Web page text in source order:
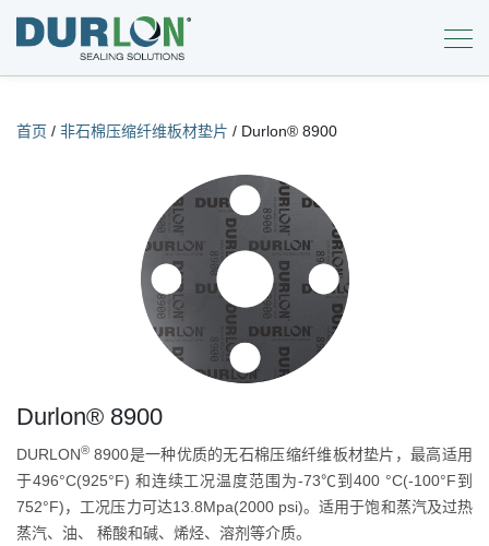
首页 / 非石棉压缩纤维板材垫片 / Durlon® 8900
Durlon® 8900
DURLON® 8900是一种优质的无石棉压缩纤维板材垫片，最高适用
于496°C(925°F) 和连续工况温度范围为-73℃到400 °C(-100°F到
752°F)，工况压力可达13.8Mpa(2000 psi)。适用于饱和蒸汽及过热
蒸汽、油、 稀酸和碱、烯烃、溶剂等介质。